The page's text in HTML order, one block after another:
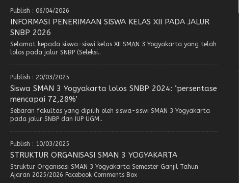
Publish : 06/04/2026
INFORMASI PENERIMAAN SISWA KELAS XII PADA JALUR
SNBP 2026
Selamat kepada siswa-siswi kelas XII SMAN 3 Yogyakarta yang telah
lolos pada jalur SNBP (Seleksi..
Publish : 20/03/2025
Siswa SMAN 3 Yogyakarta lolos SNBP 2024: ‘persentase
mencapai 72,28%’
Sebaran fakultas yang dipilih oleh siswa-siswi SMAN 3 Yogyakarta
pada jalur SNBP dan IUP UGM..
Publish : 10/03/2025
STRUKTUR ORGANISASI SMAN 3 YOGYAKARTA
Struktur Organisasi SMAN 3 Yogyakarta Semester Ganjil Tahun
Ajaran 2025/2026 Facebook Comments Box